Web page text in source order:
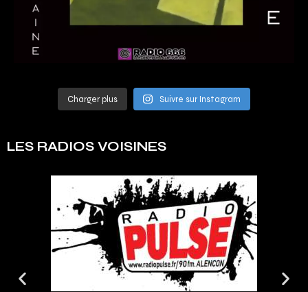
Charger plus Suivre sur Instagram
LES RADIOS VOISINES